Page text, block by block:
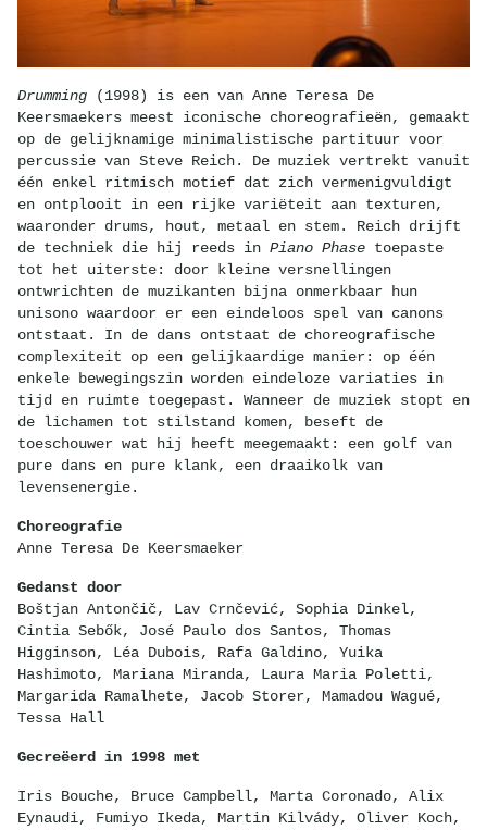
Drumming(1998) is een van Anne Teresa De
Keersmaekers meest iconische choreografieën, gemaakt
op de gelijknamige minimalistische partituur voor
percussie van Steve Reich. De muziek vertrekt vanuit
één enkel ritmisch motief dat zich vermenigvuldigt
en ontplooit in een rijke variëteit aan texturen,
waaronder drums, hout, metaal en stem. Reich drijft
de techniek die hij reeds in Piano Phasetoepaste
tot het uiterste: door kleine versnellingen
ontwrichten de muzikanten bijna onmerkbaar hun
unisono waardoor er een eindeloos spel van canons
ontstaat. In de dans ontstaat de choreografische
complexiteit op een gelijkaardige manier: op één
enkele bewegingszin worden eindeloze variaties in
tijd en ruimte toegepast. Wanneer de muziek stopt en
de lichamen tot stilstand komen, beseft de
toeschouwer wat hij heeft meegemaakt: een golf van
pure dans en pure klank, een draaikolk van
levensenergie.
Choreografie
Anne Teresa De Keersmaeker
Gedanst door
Boštjan Antončič, Lav Crnčević, Sophia Dinkel,
Cintia Sebők, José Paulo dos Santos, Thomas
Higginson, Léa Dubois, Rafa Galdino, Yuika
Hashimoto, Mariana Miranda, Laura Maria Poletti,
Margarida Ramalhete, Jacob Storer, Mamadou Wagué,
Tessa Hall
Gecreëerd in 1998 met
Iris Bouche, Bruce Campbell, Marta Coronado, Alix
Eynaudi, Fumiyo Ikeda, Martin Kilvády, Oliver Koch,